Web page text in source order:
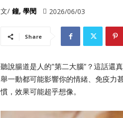
文/ 鐘, 學閔 2026/06/03
Share
聽說腸道是人的”第二大腦”？這話還
舉一動都可能影響你的情緒、免疫力
慣，效果可能超乎想像。